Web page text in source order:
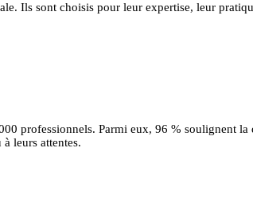
Ils sont choisis pour leur expertise, leur
professionnels. Parmi eux, 96 % soulignent
leurs attentes.